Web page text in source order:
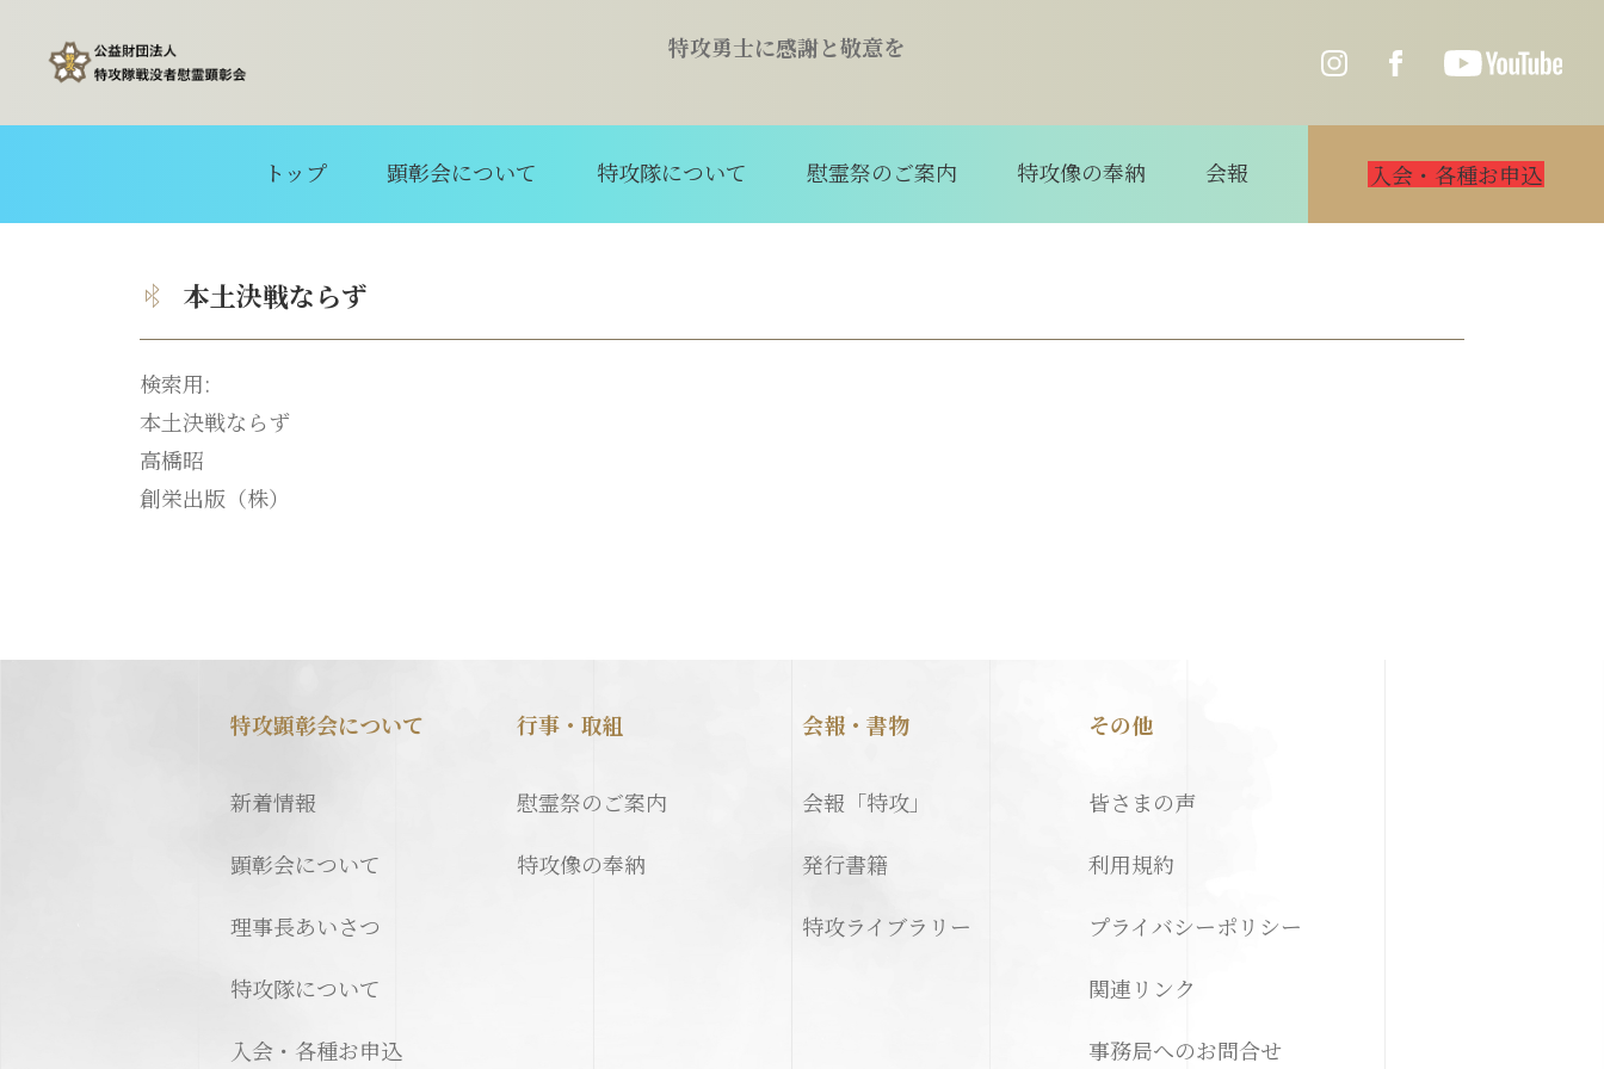
特攻勇士に感謝と敬意を
トップ 顕彰会について 特攻隊について 慰霊祭のご案内 特攻像の奉納 会報 入会・各種お申込
本土決戦ならず
検索用:
本土決戦ならず
高橋昭
創栄出版（株）
特攻顕彰会について
新着情報
顕彰会について
理事長あいさつ
特攻隊について
入会・各種お申込
行事・取組
慰霊祭のご案内
特攻像の奉納
会報・書物
会報「特攻」
発行書籍
特攻ライブラリー
その他
皆さまの声
利用規約
プライバシーポリシー
関連リンク
事務局へのお問合せ